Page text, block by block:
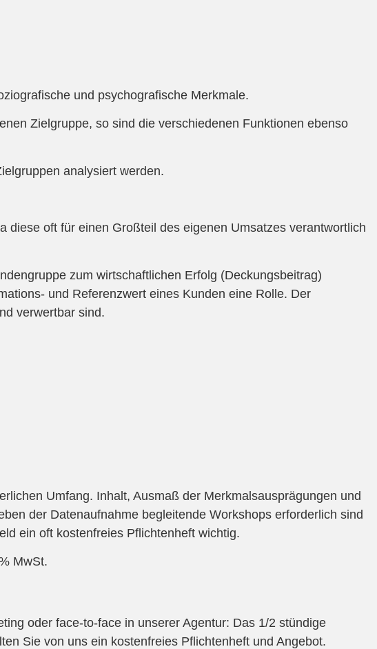
und psychografische Merkmale.
Zielgruppe, so sind die verschiedenen Funktionen ebenso
analysiert werden.
diese oft für einen Großteil des eigenen Umsatzes verantwortlich
zum wirtschaftlichen Erfolg (Deckungsbeitrag)
und Referenzwert eines Kunden eine Rolle. Der
verwertbar sind.
Umfang. Inhalt, Ausmaß der Merkmalsausprägungen und
der Datenaufnahme begleitende Workshops erforderlich sind
ein oft kostenfreies Pflichtenheft wichtig.
MwSt.
oder face-to-face in unserer Agentur: Das 1/2 stündige
Sie von uns ein kostenfreies Pflichtenheft und Angebot.